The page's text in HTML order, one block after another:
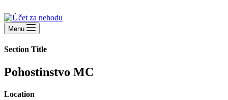
Menu
Section Title
Pohostinstvo MC
Location